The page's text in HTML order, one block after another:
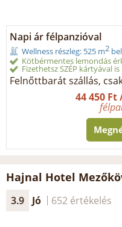
Napi ár félpanzióval
Wellness részleg: 525 m2
Kötbérmentes lemondás
Fizethetsz SZÉP kártyával is
Felnőttbarát szállás,
44 450
Hajnal Hotel
3.9 Jó 652 értékelés